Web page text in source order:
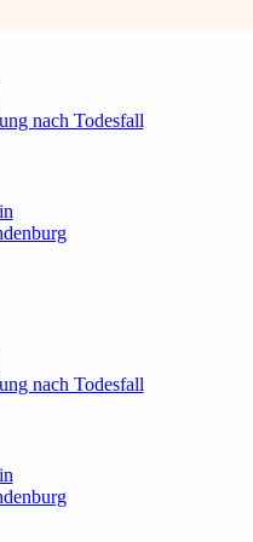
nach Todesfall
nach Todesfall